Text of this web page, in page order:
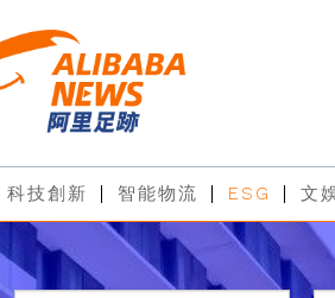
科技創新 智能物流 ESG 文